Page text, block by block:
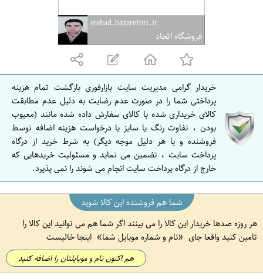
ص
ه
ن
ا
ص
ف
ه
ا
ن
etehad.bazarefori.ir
فروشگاه اتحاد
خریدار گرامی مدیریت سایت بازارفوری بازگشت تمام هزینه
پرداختی شما را در صورت عدم رضایت به دلیل عدم مطابقت
کالای خریداری شده با کالای سفارش داده شده مانند (معیوب
بودن ، تفاوت رنگ یا سایز یا درخواست هزینه اضافه توسط
فروشنده و یا هر دلیل موجه دیگر) به شرط خرید از درگاه
پرداخت سایت ، تضمین می نماید و مسئولیت خریدهایی که
خارج از درگاه پرداخت سایت انجام می شوند را نمی پذیرد.
شما هم فروشنده این کالا شوید
هر روزه صدها خریدار این کالا را می بینند اگر شما هم می توانید این کالا را
تامین کنید واقعا جای
نام و شماره موبایل شما اینجا خالیست
هم اکنون نام و موبایلتان را اضافه کنید